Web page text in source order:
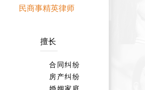
民商事精英律师
擅长
合同纠纷
房产纠纷